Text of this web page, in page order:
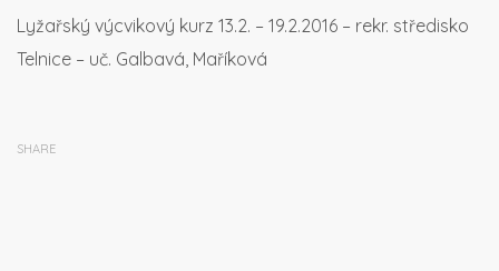
Lyžařský výcvikový kurz 13.2. – 19.2.2016 – rekr. středisko
Telnice – uč. Galbavá, Maříková
SHARE